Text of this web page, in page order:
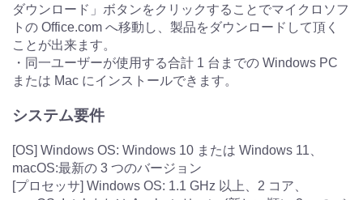
ダウンロード」ボタンをクリックすることでマイクロソフ
トの Office.com へ移動し、製品をダウンロードして頂く
ことが出来ます。
・同一ユーザーが使用する合計 1 台までの Windows PC
または Mac にインストールできます。
システム要件
[OS] Windows OS: Windows 10 または Windows 11、
macOS:最新の 3 つのバージョン
[プロセッサ] Windows OS: 1.1 GHz 以上、2 コア、